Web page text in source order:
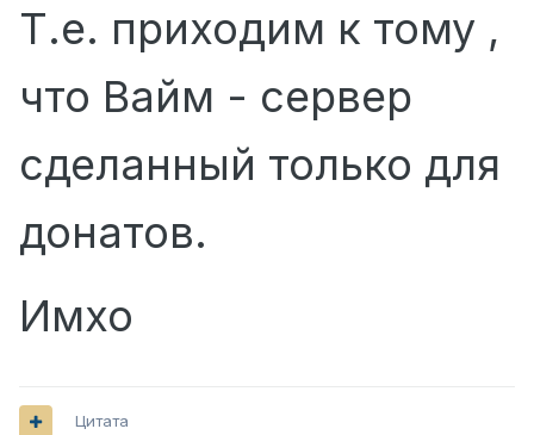
Т.е. приходим к тому ,
что Вайм - сервер
сделанный только для
донатов.
Имхо
Цитата